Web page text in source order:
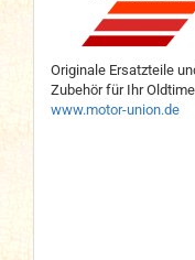
Originale Ersatzteile
Zubehör für Ihr
www.motor-union.de